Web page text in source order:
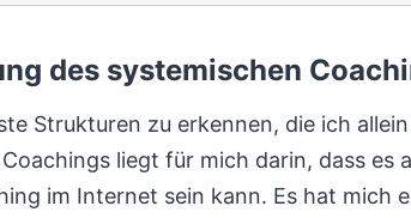
des systemischen
Strukturen zu erkennen, die ich
liegt für mich darin, dass
im Internet sein kann. Es hat mich